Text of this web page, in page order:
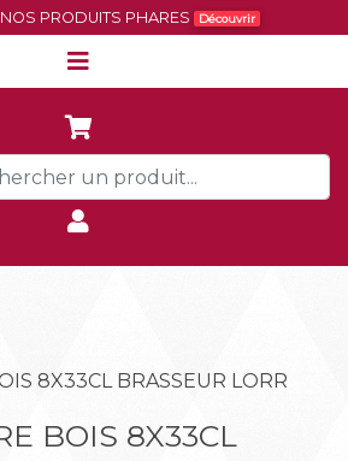
PRODUITS PHARES Découvrir
BOIS 8X33CL